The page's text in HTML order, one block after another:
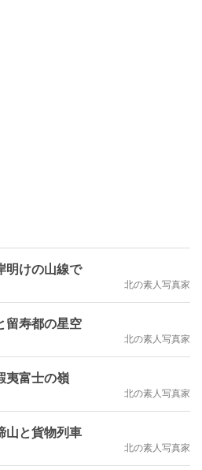
明けの山線で
北の素人写真家
留寿都の星空
北の素人写真家
夷富士の嶺
北の素人写真家
山と貨物列車
北の素人写真家